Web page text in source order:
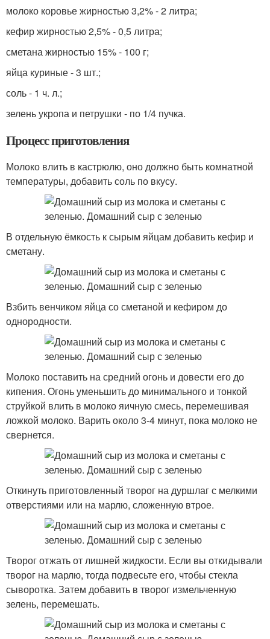
молоко коровье жирностью 3,2% - 2 литра;
кефир жирностью 2,5% - 0,5 литра;
сметана жирностью 15% - 100 г;
яйца куриные - 3 шт.;
соль - 1 ч. л.;
зелень укропа и петрушки - по 1/4 пучка.
Процесс приготовления
Молоко влить в кастрюлю, оно должно быть комнатной
температуры, добавить соль по вкусу.
В отдельную ёмкость к сырым яйцам добавить кефир и
сметану.
Взбить венчиком яйца со сметаной и кефиром до
однородности.
Молоко поставить на средний огонь и довести его до
кипения. Огонь уменьшить до минимального и тонкой
струйкой влить в молоко яичную смесь, перемешивая
ложкой молоко. Варить около 3-4 минут, пока молоко не
свернется.
Откинуть приготовленный творог на дуршлаг с мелкими
отверстиями или на марлю, сложенную втрое.
Творог отжать от лишней жидкости. Если вы откидывали
творог на марлю, тогда подвесьте его, чтобы стекла
сыворотка. Затем добавить в творог измельченную
зелень, перемешать.